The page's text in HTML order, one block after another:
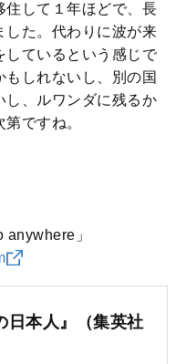
住して１年ほどで、長
した。代わりに波が来
しているという感じで
もしれないし、別の国
し、ルワンダに残るか
ですね。
anywhere」
日本人』（集英社